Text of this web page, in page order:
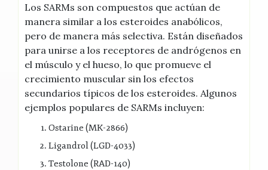
Los SARMs son compuestos que actúan de
manera similar a los esteroides anabólicos,
pero de manera más selectiva. Están diseñados
para unirse a los receptores de andrógenos en
el músculo y el hueso, lo que promueve el
crecimiento muscular sin los efectos
secundarios típicos de los esteroides. Algunos
ejemplos populares de SARMs incluyen:
Ostarine (MK-2866)
Ligandrol (LGD-4033)
Testolone (RAD-140)